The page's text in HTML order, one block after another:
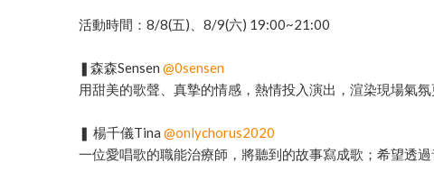
活動時間：8/8(五)、8/9(六) 19:00~21:00
❚森森Sensen @0sensen
用甜美的歌聲、真摯的情感，熱情投入演出，渲染現場氣氛
❚ 楊千儀Tina @onlychorus2020
一位愛唱歌的職能治療師，將聽到的故事寫成歌；希望透過